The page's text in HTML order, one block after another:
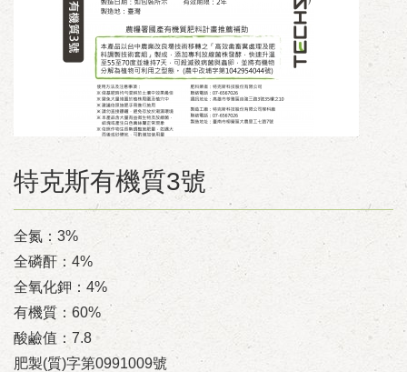
特克斯有機質3號
全氮：3%
全磷酐：4%
全氧化鉀：4%
有機質：60%
酸鹼值：7.8
肥製(質)字第0991009號